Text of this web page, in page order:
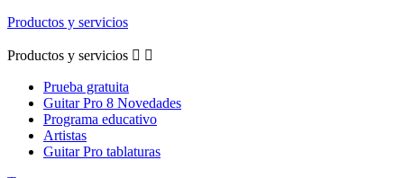
Productos y servicios
Productos y servicios  
Prueba gratuita
Guitar Pro 8 Novedades
Programa educativo
Artistas
Guitar Pro tablaturas